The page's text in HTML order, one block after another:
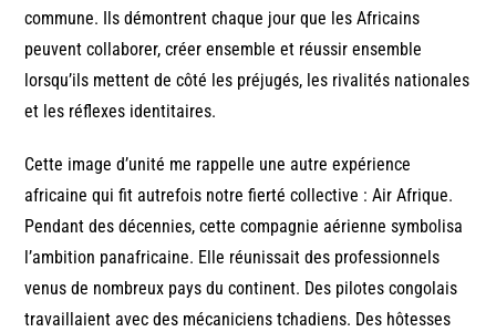
commune. Ils démontrent chaque jour que les Africains
peuvent collaborer, créer ensemble et réussir ensemble
lorsqu’ils mettent de côté les préjugés, les rivalités nationales
et les réflexes identitaires.
Cette image d’unité me rappelle une autre expérience
africaine qui fit autrefois notre fierté collective : Air Afrique.
Pendant des décennies, cette compagnie aérienne symbolisa
l’ambition panafricaine. Elle réunissait des professionnels
venus de nombreux pays du continent. Des pilotes congolais
travaillaient avec des mécaniciens tchadiens. Des hôtesses